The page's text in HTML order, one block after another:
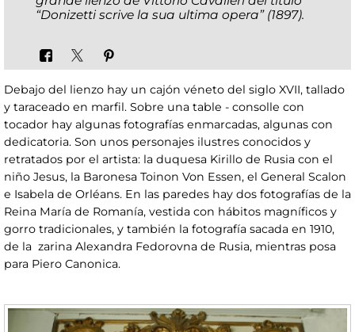
“Donizetti scrive la sua ultima opera” (1897).
Debajo del lienzo hay un cajón véneto del siglo XVII, tallado
y taraceado en marfil. Sobre una table - consolle con
tocador hay algunas fotografías enmarcadas, algunas con
dedicatoria. Son unos personajes ilustres conocidos y
retratados por el artista: la duquesa Kirillo de Rusia con el
niño Jesus, la Baronesa Toinon Von Essen, el General Scalon
e Isabela de Orléans. En las paredes hay dos fotografías de la
Reina María de Romanía, vestida con hábitos magníficos y
gorro tradicionales, y también la fotografía sacada en 1910,
de la zarina Alexandra Fedorovna de Rusia, mientras posa
para Piero Canonica.